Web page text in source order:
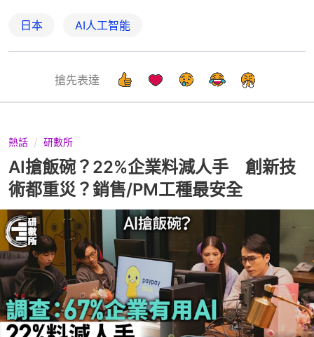
日本 AI人工智能
搶先表達
熱話 研數所
AI搶飯碗？22%企業料減人手 創新技
術都重災？銷售/PM工種最安全